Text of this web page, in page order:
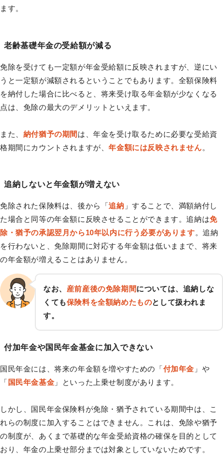
ます。
老齢基礎年金の受給額が減る
免除を受けても一定額が年金受給額に反映されますが、逆にい
うと一定額が減額されるということでもあります。全額保険料
を納付した場合に比べると、将来受け取る年金額が少なくなる
点は、免除の最大のデメリットといえます。
また、 納付猶予の期間 は、年金を受け取るために必要な受給資
格期間にカウントされますが、年金額には反映されません。
追納しないと年金額が増えない
免除された保険料は、後から「追納 」することで、満額納付し
た場合と同等の年金額に反映させることができます。追納は免
除・猶予の承認翌月から10年以内に行う必要があります。追納
を行わないと、免除期間に対応する年金額は低いままで、将来
の年金額が増えることはありません。
なお、 産前産後の免除期間については、追納しな
くても保険料を全額納めたものとして扱われま
す。
付加年金や国民年金基金に加入できない
国民年金には、将来の年金額を増やすための「付加年金 」や
「 国民年金基金 」といった上乗せ制度があります。
しかし、国民年金保険料が免除・猶予されている期間中は、こ
れらの制度に加入することはできません。これは、免除や猶予
の制度が、あくまで基礎的な年金受給資格の確保を目的として
おり、年金の上乗せ部分までは対象としていないためです。